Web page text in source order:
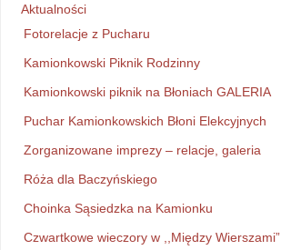
Aktualności
Fotorelacje z Pucharu
Kamionkowski Piknik Rodzinny
Kamionkowski piknik na Błoniach GALERIA
Puchar Kamionkowskich Błoni Elekcyjnych
Zorganizowane imprezy – relacje, galeria
Róża dla Baczyńskiego
Choinka Sąsiedzka na Kamionku
Czwartkowe wieczory w ,,Między Wierszami”